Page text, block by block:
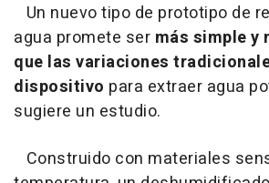
Un nuevo tipo de prototipo de
agua promete ser más simple y
que las variaciones
dispositivo para extraer agua
sugiere un estudio.
Construido con materiales